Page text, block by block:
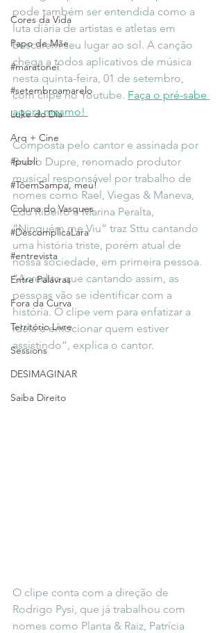
Cores da Vida
Papo de Mãe
#maratonei
#setembroamarelo
Luke do Dia
Arq + Cine
#publi
#TôemSampa, meu!
Coluna do Vasques
#DescomplicaLara
#entrevista
Entre Palavras
Fora da Curva
Território Livre
Sessions
DESIMAGINAR
Saiba Direito
pode também ser entendida como a
luta diária de artistas e atletas em
buscarem seu lugar ao sol. A canção
chega a todos aplicativos de música
nesta quinta-feira, 01 de setembro,
com clipe no Youtube. Faça o pré-sabe
agora mesmo!
Composta pelo cantor e assinada por
Bruno Dupre, renomado produtor
musical responsável por trabalho de
nomes como Rael, Viegas & Maneva,
Edu Ribeiro e Marina Peralta,
“Ninguém me Viu” traz Sttu cantando
uma história triste, porém atual de
nossa sociedade, em primeira pessoa.
“Acredito que cantando assim, as
pessoas vão se identificar com a
história. O clipe vem para enfatizar a
ideia e emocionar quem estiver
assistindo”, explica o cantor.
O clipe conta com a direção de
Rodrigo Pysi, que já trabalhou com
nomes como Planta & Raiz, Patrícia